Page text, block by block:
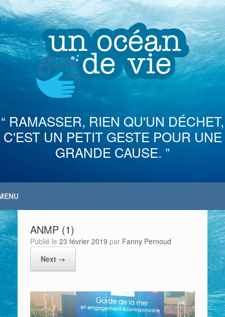
Skip
to
content
“ RAMASSER, RIEN QU'UN DÉCHET,
C'EST UN PETIT GESTE POUR UNE
GRANDE CAUSE. ”
ANMP (1)
Publié le 23 février 2019 par Fanny Pernoud
Next →